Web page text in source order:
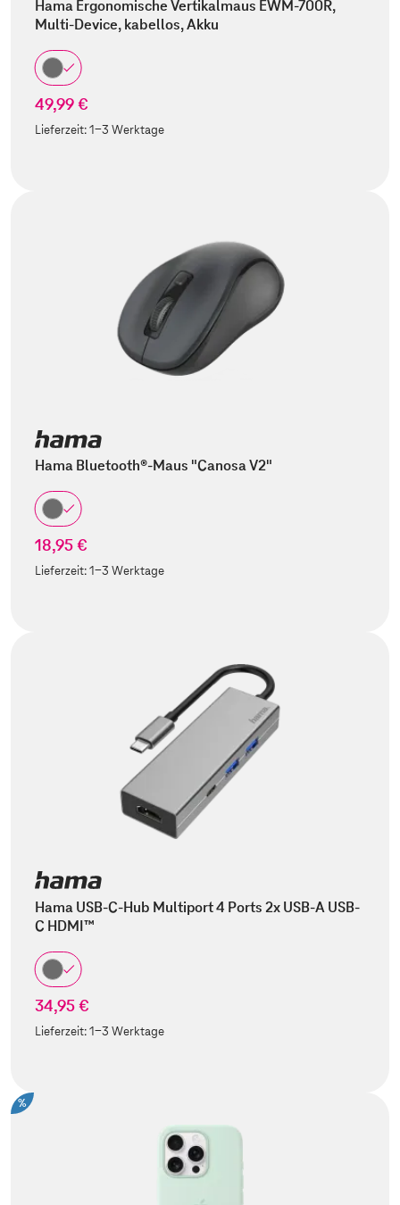
Hama Ergonomische Vertikalmaus EWM-700R,
Multi-Device, kabellos, Akku
49,99 €
Lieferzeit:1-3 Werktage
Hama Bluetooth®-Maus "Canosa V2"
18,95 €
Lieferzeit:1-3 Werktage
Hama USB-C-Hub Multiport 4 Ports 2x USB-A USB-
C HDMI™
34,95 €
Lieferzeit:1-3 Werktage
%